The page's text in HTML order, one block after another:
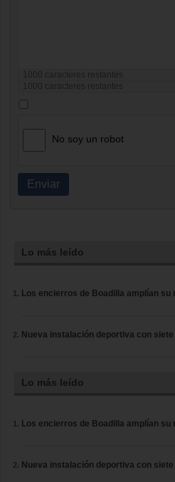
caracteres restantes
caracteres restantes
No soy un robot
Enviar
Lo más leído
Los encierros de Boadilla amplían
Nueva instalación deportiva con
Lo más leído
Los encierros de Boadilla amplían
Nueva instalación deportiva con